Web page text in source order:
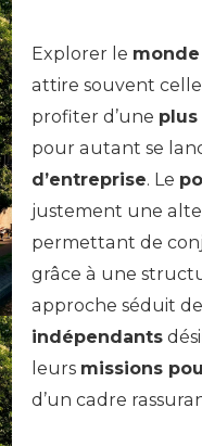
Explorer le
attire souvent
profiter d’une
pour autant se
d’entreprise. Le
justement une
permettant de
grâce à une
approche séduit
indépendants
leurs missions
d’un cadre